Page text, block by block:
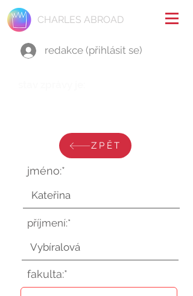
CHARLES ABROAD
redakce (přihlásit se)
ZPĚT
jméno:*
příjmení:*
fakulta:*